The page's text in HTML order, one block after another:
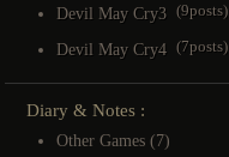
Devil May Cry3 (9posts)
Devil May Cry4 (7posts)
Diary & Notes :
Other Games (7)